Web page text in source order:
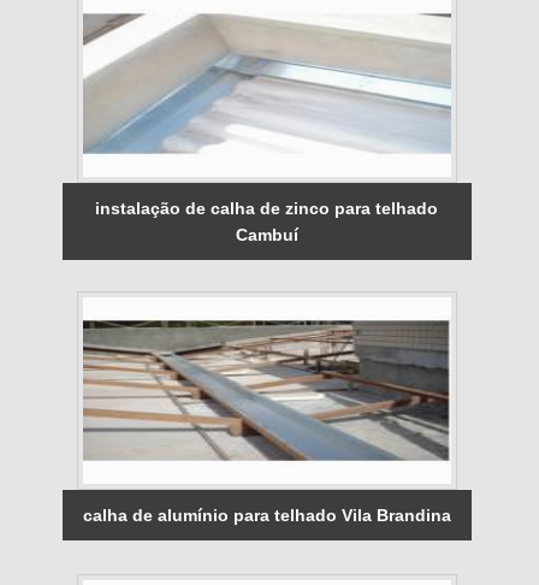
instalação de calha de zinco para telhado
Cambuí
calha de alumínio para telhado Vila Brandina